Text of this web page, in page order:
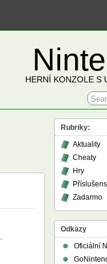
HERNÍ KONZOLE S
Rubriky:
Aktuality
Cheaty
Hry
Zadarmo
Odkazy
Oficiální